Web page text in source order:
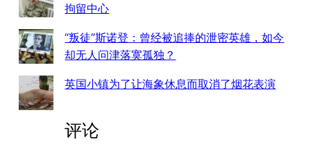
拘留中心
“叛徒”斯诺登：曾经被追捧的泄密英雄，如今
却无人问津落寞孤独？
英国小镇为了让海象休息而取消了烟花表演
评论